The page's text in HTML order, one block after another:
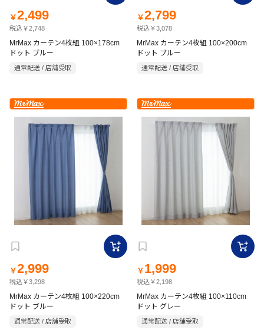
￥2,499
税込￥2,748
MrMax カーテン4枚組 100×178cm
ドット ブルー
通常配送 / 店舗受取
￥2,799
税込￥3,078
MrMax カーテン4枚組 100×200cm
ドット ブルー
通常配送 / 店舗受取
￥2,999
税込￥3,298
MrMax カーテン4枚組 100×220cm
ドット ブルー
通常配送 / 店舗受取
￥ 1,999
税込￥2,198
MrMax カーテン4枚組 100×110cm
ドット グレー
通常配送 / 店舗受取